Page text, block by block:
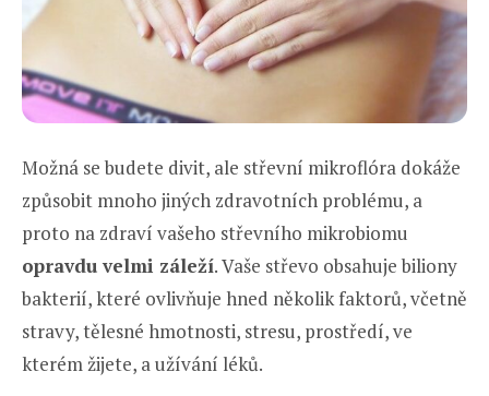
Možná se budete divit, ale střevní mikroflóra dokáže
způsobit mnoho jiných zdravotních problému, a
proto na zdraví vašeho střevního mikrobiomu
opravdu velmi záleží. Vaše střevo obsahuje biliony
bakterií, které ovlivňuje hned několik faktorů, včetně
stravy, tělesné hmotnosti, stresu, prostředí, ve
kterém žijete, a užívání léků.